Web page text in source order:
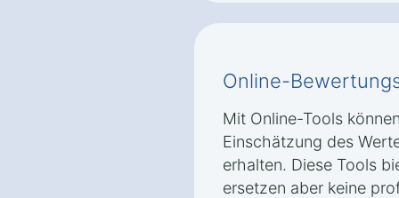
Online-
Mit Online-Tools
Einschätzung des
erhalten. Diese Tools
ersetzen aber keine